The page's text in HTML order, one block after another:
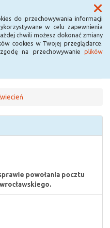
do przechowywania informacji
w celu zapewnienia
chwili możesz dokonać zmiany
cookies w Twojej przeglądarce.
na przechowywanie plików
Menu
powołania pocztu